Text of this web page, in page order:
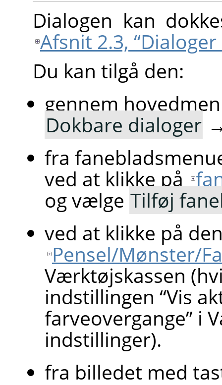
Dialogen kan
Afsnit 2.3,
Du kan tilgå den:
gennem
Dokbare dialoger
fra
ved at klikke på
og vælge Tilføj
ved at klikke på
Pensel/Mønster/
Værktøjskassen
indstillingen “Vis
farveovergange” i
indstillinger).
fra billedet med